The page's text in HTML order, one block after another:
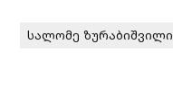
სალომე ზურაბიშვილი